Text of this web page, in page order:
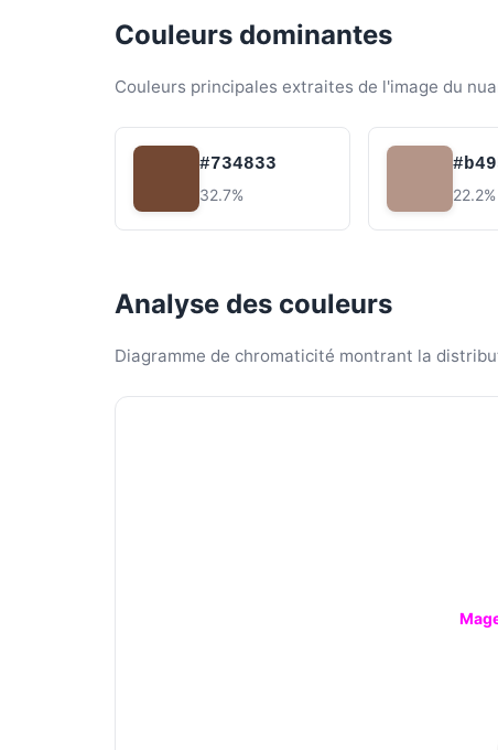
Couleurs dominantes
Couleurs principales extraites de l'image du
#734833
32.7% 22.2%
Analyse des couleurs
Diagramme de chromaticité montrant la